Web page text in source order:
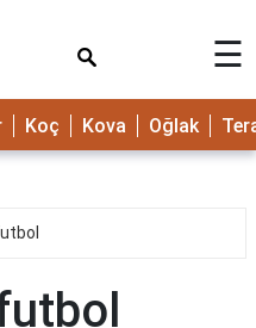
☰
Koç Kova Oğlak